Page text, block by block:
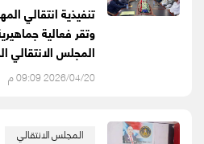
تنفيذية انتقالي
وتقر فعالية
المجلس الانتقالي
2026/04/20 09:09 م
المجلس الانتقالي